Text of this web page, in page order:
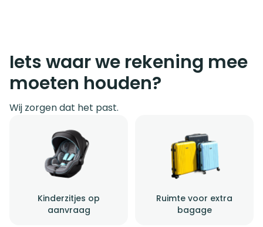
Iets waar we rekening mee
moeten houden?
Wij zorgen dat het past.
Kinderzitjes op
aanvraag
Ruimte voor extra
bagage